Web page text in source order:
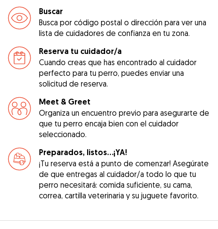
Buscar
Busca por código postal o dirección para ver una
lista de cuidadores de confianza en tu zona.
Reserva tu cuidador/a
Cuando creas que has encontrado al cuidador
perfecto para tu perro, puedes enviar una
solicitud de reserva.
Meet & Greet
Organiza un encuentro previo para asegurarte de
que tu perro encaja bien con el cuidador
seleccionado.
Preparados, listos...¡YA!
¡Tu reserva está a punto de comenzar! Asegúrate
de que entregas al cuidador/a todo lo que tu
perro necesitará: comida suficiente, su cama,
correa, cartilla veterinaria y su juguete favorito.